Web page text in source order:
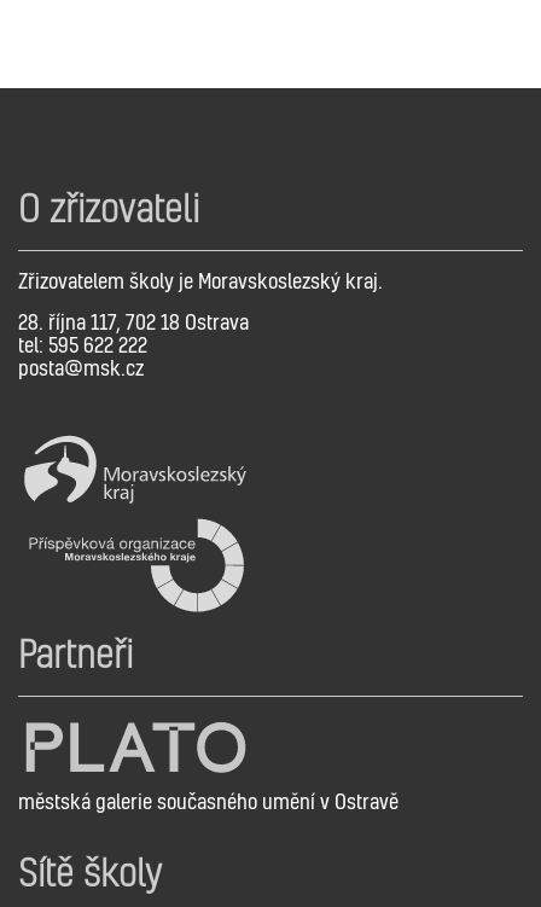
O zřizovateli
Zřizovatelem školy je Moravskoslezský kraj.
28. října 117, 702 18 Ostrava
tel: 595 622 222
posta@msk.cz
Partneři
městská galerie současného umění v Ostravě
Sítě školy